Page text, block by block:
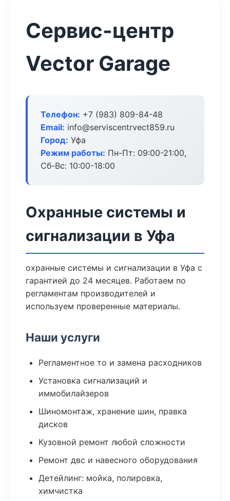
Сервис-центр
Vector Garage
Телефон: +7 (983) 809-84-48
Email: info@serviscentrvect859.ru
Город: Уфа
Режим работы: Пн-Пт: 09:00-21:00,
Сб-Вс: 10:00-18:00
Охранные системы и
сигнализации в Уфа
охранные системы и сигнализации в Уфа с
гарантией до 24 месяцев. Работаем по
регламентам производителей и
используем проверенные материалы.
Наши услуги
Регламентное то и замена расходников
Установка сигнализаций и
иммобилайзеров
Шиномонтаж, хранение шин, правка
дисков
Кузовной ремонт любой сложности
Ремонт двс и навесного оборудования
Детейлинг: мойка, полировка,
химчистка